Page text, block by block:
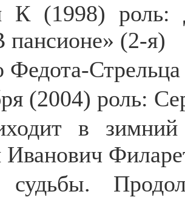
К (1998) роль:
пансионе» (2-я)
Федота-
(2004) роль:
в зимний
Иванович
судьбы.